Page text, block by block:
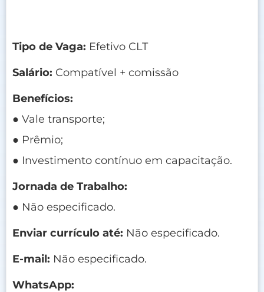
Tipo de Vaga: Efetivo CLT
Salário: Compatível + comissão
Benefícios:
● Vale transporte;
● Prêmio;
● Investimento contínuo em capacitação.
Jornada de Trabalho:
● Não especificado.
Enviar currículo até: Não especificado.
E-mail: Não especificado.
WhatsApp: